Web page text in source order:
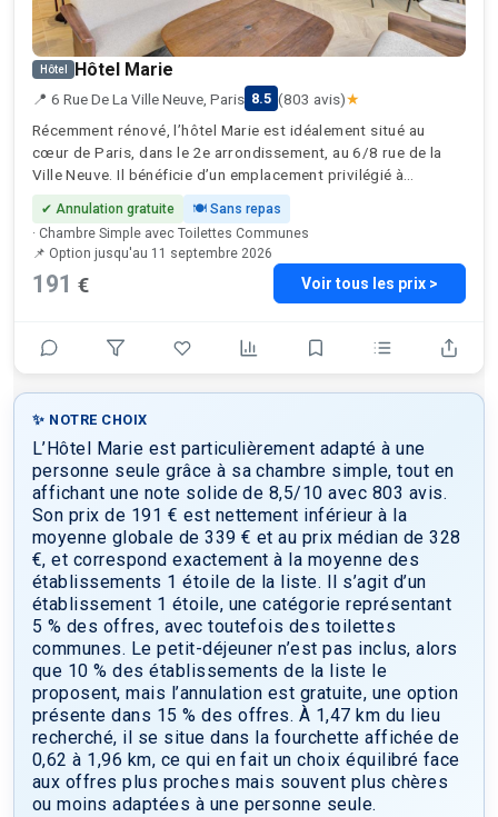
Hôtel Hôtel Marie
📍 6 Rue De La Ville Neuve, Paris 8.5 (803 avis)★
Récemment rénové, l’hôtel Marie est idéalement situé au
cœur de Paris, dans le 2e arrondissement, au 6/8 rue de la
Ville Neuve. Il bénéficie d’un emplacement privilégié à
proximité des stations de métro desservant les lignes 8, 9 et
4, y compris la station Bonne Nouvelle, à seulement 130
mètres. À quelques pas, vous trouverez plusieurs sites
emblématiques: Le Grand Rex une célèbre salle de cinéma et
de spectacle, à seulement 2 minutes; le musée du chocolat,
parfait pour une expérience gourmande (à 3 minutes); le
et les élégants passages couverts de la ville tels que la
Grand-Cerf, idéal pour flâner et faire du shopping. Le Palais
Brongniart, ancien siège de la Bourse de Paris, est un autre
haut lieu architectural voisin. Vous pourrez également
facilement explorer l’effervescence de la rue Montorgueil,
réputée pour son charme parisien et ses délices culinaires. En
une vingtaine de minutes à pied, vous pourrez rejoindre le
musée du Louvre, le jardin des Tuileries et l’Opéra Garnier.
Grâce aux lignes de métro à proximité, vous avez un accès
direct à la Tour Eiffel et à la Place de la Bastille.
L’établissement propose des studios équipés d’une
kitchenette complète et d’une télévision à écran plat, ainsi
que des chambres avec télévision, la plupart dotées d’une
salle de bains privative. Un petit-déjeuner continental est
servi tous les matins sur place. Pour votre confort, la
réception est ouverte 24h/24 et 7j/7, et une connexion Wi-Fi
est disponible gratuitement dans toutes les parties
communes. Veuillez noter que l’hôtel ne possède pas
d’ascenseur. L’établissement se réjouit de vous accueillir
prochainement.
✔ Annulation gratuite
🍽 Sans repas
· Chambre Simple avec Toilettes Communes
📌 Option jusqu'au 11 septembre 2026
191 € Voir tous les prix >
✨ NOTRE CHOIX
L’Hôtel Marie est particulièrement adapté à une
personne seule grâce à sa chambre simple, tout en
affichant une note solide de 8,5/10 avec 803 avis.
Son prix de 191 € est nettement inférieur à la
moyenne globale de 339 € et au prix médian de 328
€, et correspond exactement à la moyenne des
établissements 1 étoile de la liste. Il s’agit d’un
établissement 1 étoile, une catégorie représentant
5 % des offres, avec toutefois des toilettes
communes. Le petit-déjeuner n’est pas inclus, alors
que 10 % des établissements de la liste le
proposent, mais l’annulation est gratuite, une option
présente dans 15 % des offres. À 1,47 km du lieu
recherché, il se situe dans la fourchette affichée de
0,62 à 1,96 km, ce qui en fait un choix équilibré face
aux offres plus proches mais souvent plus chères
ou moins adaptées à une personne seule.